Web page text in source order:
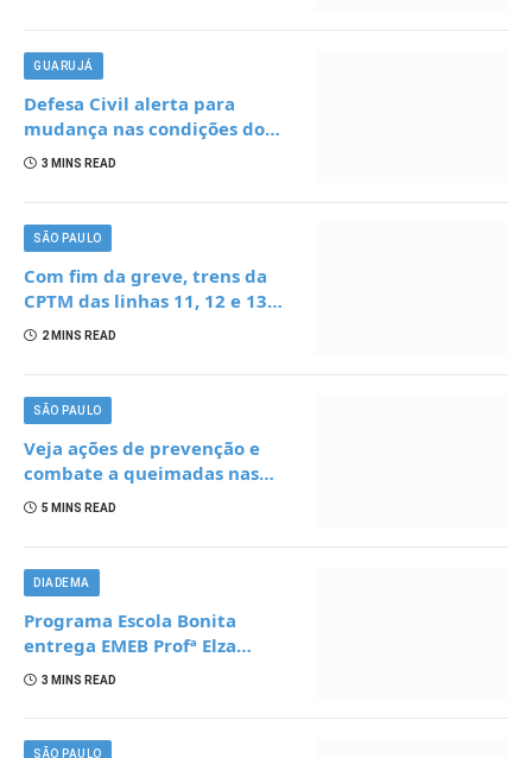
GUARUJÁ
Defesa Civil alerta para
mudança nas condições do
tempo
3 MINS READ
SÃO PAULO
Com fim da greve, trens da
CPTM das linhas 11, 12 e 13
voltam a circular
2 MINS READ
SÃO PAULO
Veja ações de prevenção e
combate a queimadas nas
rodovias de SP
5 MINS READ
DIADEMA
Programa Escola Bonita
entrega EMEB Profª Elza
Freire completamente
3 MINS READ
SÃO PAULO